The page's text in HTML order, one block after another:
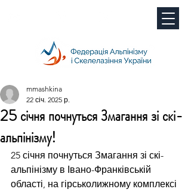
25 січня почнуться Змагання зі скі-
альпінізму!
mmashkina
22 січ. 2025 р.
25 січня почнуться Змагання зі скі-
альпінізму в Івано-Франківській
області, на гірськолижному комплексі